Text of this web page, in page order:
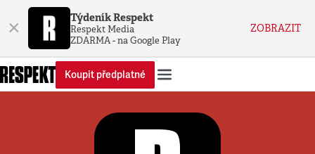
× Týdeník Respekt
Respekt Media
ZDARMA - na Google Play
ZOBRAZIT
Koupit předplatné